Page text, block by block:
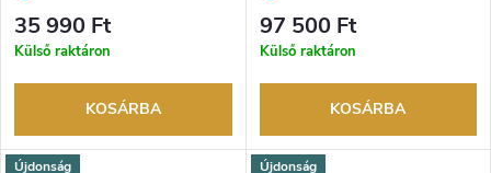
visszaküldési lehetőség. Hivatalos
márkakereskedő.
35 990 Ft
Külső raktáron
KOSÁRBA
évre. Akár 100 napos
visszaküldési lehetőség. Hivatalos
97 500 Ft
Külső raktáron
KOSÁRBA
Újdonság Újdonság